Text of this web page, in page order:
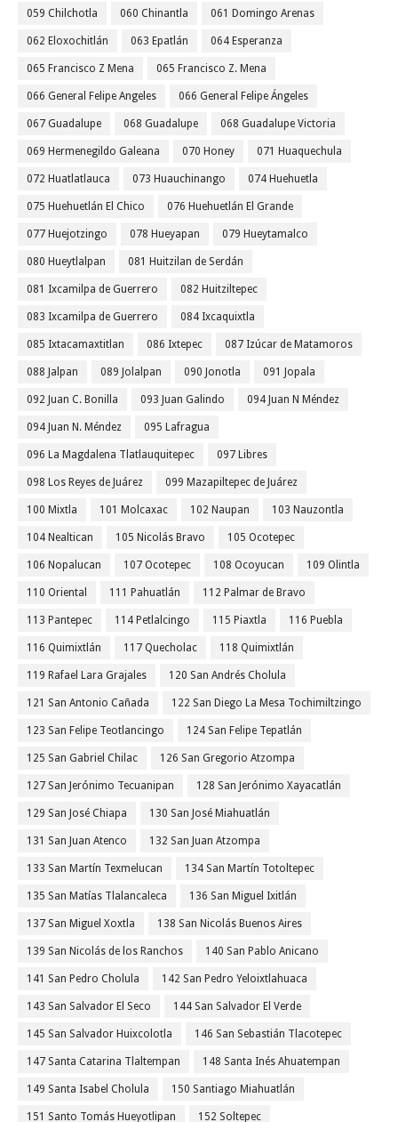
059 Chilchotla 060 Chinantla 061 Domingo Arenas
062 Eloxochitlán 063 Epatlán 064 Esperanza
065 Francisco Z Mena 065 Francisco Z. Mena
066 General Felipe Angeles 066 General Felipe Ángeles
067 Guadalupe 068 Guadalupe 068 Guadalupe Victoria
069 Hermenegildo Galeana 070 Honey 071 Huaquechula
072 Huatlatlauca 073 Huauchinango 074 Huehuetla
075 Huehuetlán El Chico 076 Huehuetlán El Grande
077 Huejotzingo 078 Hueyapan 079 Hueytamalco
080 Hueytlalpan 081 Huitzilan de Serdán
081 Ixcamilpa de Guerrero 082 Huitziltepec
083 Ixcamilpa de Guerrero 084 Ixcaquixtla
085 Ixtacamaxtitlan 086 Ixtepec 087 Izúcar de Matamoros
088 Jalpan 089 Jolalpan 090 Jonotla 091 Jopala
092 Juan C. Bonilla 093 Juan Galindo 094 Juan N Méndez
094 Juan N. Méndez 095 Lafragua
096 La Magdalena Tlatlauquitepec 097 Libres
098 Los Reyes de Juárez 099 Mazapiltepec de Juárez
100 Mixtla 101 Molcaxac 102 Naupan 103 Nauzontla
104 Nealtican 105 Nicolás Bravo 105 Ocotepec
106 Nopalucan 107 Ocotepec 108 Ocoyucan 109 Olintla
110 Oriental 111 Pahuatlán 112 Palmar de Bravo
113 Pantepec 114 Petlalcingo 115 Piaxtla 116 Puebla
116 Quimixtlán 117 Quecholac 118 Quimixtlán
119 Rafael Lara Grajales 120 San Andrés Cholula
121 San Antonio Cañada 122 San Diego La Mesa Tochimiltzingo
123 San Felipe Teotlancingo 124 San Felipe Tepatlán
125 San Gabriel Chilac 126 San Gregorio Atzompa
127 San Jerónimo Tecuanipan 128 San Jerónimo Xayacatlán
129 San José Chiapa 130 San José Miahuatlán
131 San Juan Atenco 132 San Juan Atzompa
133 San Martín Texmelucan 134 San Martín Totoltepec
135 San Matías Tlalancaleca 136 San Miguel Ixitlán
137 San Miguel Xoxtla 138 San Nicolás Buenos Aires
139 San Nicolás de los Ranchos 140 San Pablo Anicano
141 San Pedro Cholula 142 San Pedro Yeloixtlahuaca
143 San Salvador El Seco 144 San Salvador El Verde
145 San Salvador Huixcolotla 146 San Sebastián Tlacotepec
147 Santa Catarina Tlaltempan 148 Santa Inés Ahuatempan
149 Santa Isabel Cholula 150 Santiago Miahuatlán
151 Santo Tomás Hueyotlipan 152 Soltepec